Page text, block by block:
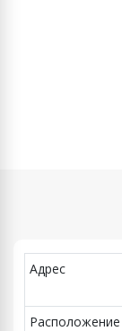
Адрес
Расположение